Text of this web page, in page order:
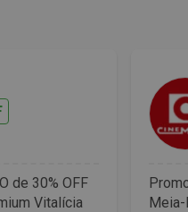
de 30% OFF
Vitalícia
Meia-